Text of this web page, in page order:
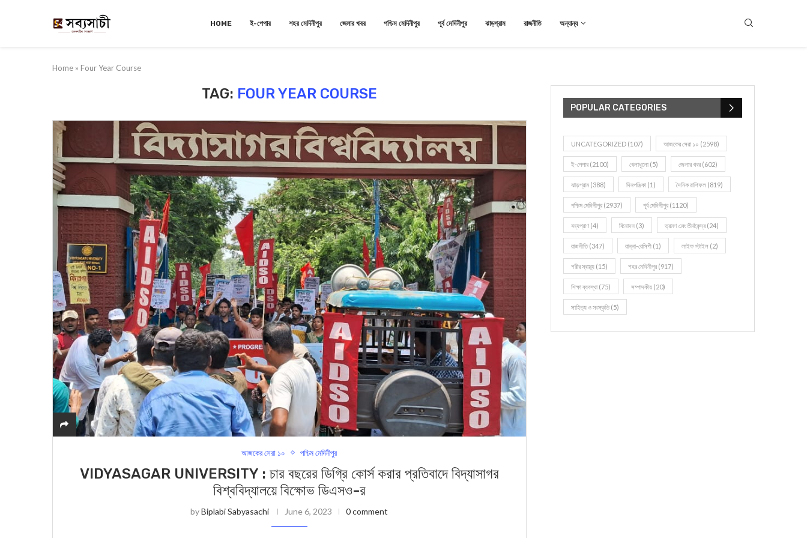
HOME ই-পেপার শহর মেদিনীপুর জেলার খবর পশ্চিম মেদিনীপুর পূর্ব মেদিনীপুর ঝাড়গ্রাম রাজনীতি অন্যান্য
Home » Four Year Course
TAG: FOUR YEAR COURSE
আজকের সেরা ১০ পশ্চিম মেদিনীপুর
VIDYASAGAR UNIVERSITY : চার বছরের ডিগ্রি কোর্স করার প্রতিবাদে বিদ্যাসাগর
বিশ্ববিদ্যালয়ে বিক্ষোভ ডিএসও-র
byBiplabi Sabyasachi June 6, 2023 0 comment
POPULAR CATEGORIES
UNCATEGORIZED (107) আজকের সেরা ১০ (2598)
ই-পেপার (2100) খেলাধূলো (5) জেলার খবর (602)
ঝাড়গ্রাম (388) দিনপঞ্জিকা (1) দৈনিক রাশিফল (819)
পশ্চিম মেদিনীপুর (2937) পূর্ব মেদিনীপুর (1120)
বন্যপ্রাণ (4) বিনোদন (3) ভ্রমণ এবং তীর্থকেন্দ্র (24)
রাজনীতি(347) রান্না-রেসিপী (1) লাইফ স্টাইল (2)
শরীর স্বাস্থ্য (15) শহর মেদিনীপুর (917)
শিক্ষা ব্যবস্থা (75) সম্পাদকীয় (20)
সাহিত্য ও সংস্কৃতি(5)